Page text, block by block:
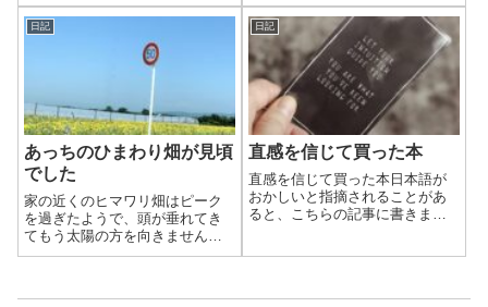
日記
あっちのひまわり畑が見頃
でした
家の近くのヒマワリ畑はピーク
を過ぎたようで、頭が垂れてき
てもう太陽の方を向きません。
暑さにやられたようにも見えま
日記
直感を信じて買った本
直感を信じて買った本日本語が
おかしいと指摘されることがあ
ると、こちらの記事に書きまし
感を信じてこの本を買いまし